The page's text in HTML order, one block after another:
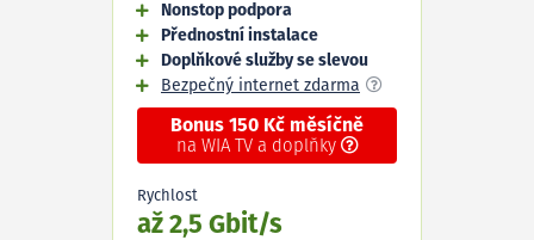
Nonstop podpora
Přednostní instalace
Doplňkové služby se slevou
Bezpečný internet zdarma
Bonus 150 Kč měsíčně
na WIA TV a doplňky
Rychlost
až 2,5 Gbit/s